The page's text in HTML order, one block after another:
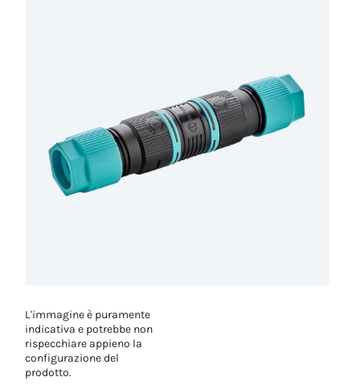
L'immagine è puramente
indicativa e potrebbe non
rispecchiare appieno la
configurazione del
prodotto.